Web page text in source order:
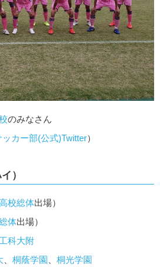
のみなさん
カー部(公式)Twitter）
）
校総体出場）
体出場）
科大附
桐蔭学園
桐光学園